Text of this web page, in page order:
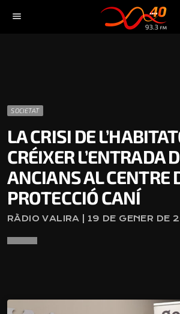
menu
SOCIETAT
LA CRISI DE
CRÉIXER L’ENTRADA
ANCIANS AL CENTRE
PROTECCIÓ CANÍ
RÀDIO VALIRA | 19 DE GENER DE